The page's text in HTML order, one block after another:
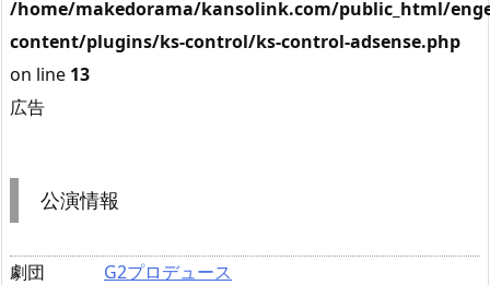
/home/makedorama/kansolink.com/public_html/
content/plugins/ks-control/ks-control-adsense.php
on line 13
広告
公演情報
劇団
G2プロデュース